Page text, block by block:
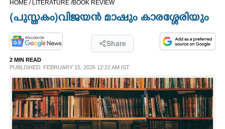
OPINION
PHOTOS
LIFESTYLE
SPIRITUAL
HOME / LITERATURE /BOOK REVIEW
(പുസ്തകം)​ വിജയൻ മാഷും കാരശ്ശേരിയും
Share
2 MIN READ
PUBLISHED: FEBRUARY 15, 2026 12:22 AM IST